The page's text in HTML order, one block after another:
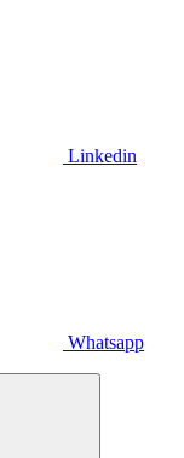
Linkedin
Whatsapp